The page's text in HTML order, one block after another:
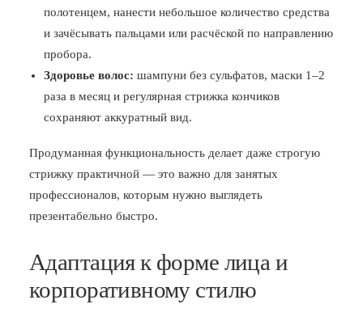
полотенцем, нанести небольшое количество средства
и зачёсывать пальцами или расчёской по направлению
пробора.
Здоровье волос: шампуни без сульфатов, маски 1–2
раза в месяц и регулярная стрижка кончиков
сохраняют аккуратный вид.
Продуманная функциональность делает даже строгую
стрижку практичной — это важно для занятых
профессионалов, которым нужно выглядеть
презентабельно быстро.
Адаптация к форме лица и
корпоративному стилю